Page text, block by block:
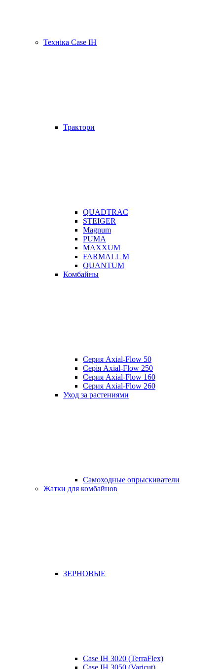
Техніка Case IH
Трактори
QUADTRAC
STEIGER
Magnum
PUMA
MAXXUM
FARMALL M
QUANTUM
Комбайны
Серия Axial-Flow 50
Серія Axial-Flow 250
Серия Axial-Flow 160
Серия Axial-Flow 260
Уход за растениями
Самоходные опрыскиватели
Жатки для комбайнов
ЗЕРНОВЫЕ
Case IH 3020 (TerraFlex)
Case IH 3050 (Varicut)